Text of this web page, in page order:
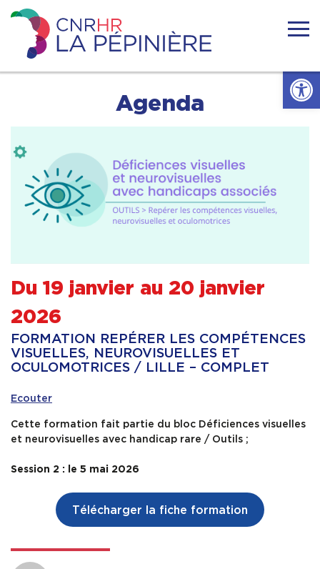
Ouvrir
to
content
Centre
national
de
Pépinière
Nous connaitre
Se former
Se documenter
Réseaux
Contact & Accès
Agenda
Du 19 janvier au 20 janvier
2026
FORMATION REPÉRER LES COMPÉTENCES
VISUELLES, NEUROVISUELLES ET
OCULOMOTRICES / LILLE – COMPLET
Ecouter
Cette formation fait partie du bloc Déficiences visuelles
et neurovisuelles avec handicap rare / Outils ;
Session 2 : le 5 mai 2026
Télécharger la fiche formation